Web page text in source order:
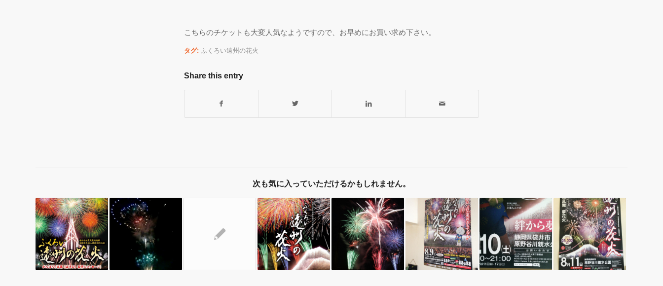
こちらのチケットも大変人気なようですので、お早めにお買い求め下さい。
タグ: ふくろい遠州の花火
Share this entry
次も気に入っていただけるかもしれません。